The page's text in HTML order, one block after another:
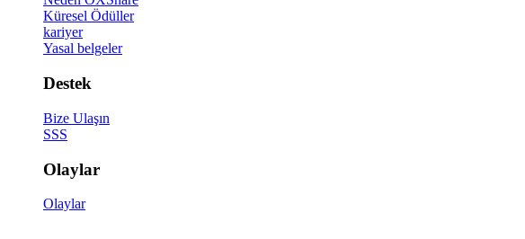
Küresel Ödüller
kariyer
Yasal belgeler
Destek
Bize Ulaşın
SSS
Olaylar
Olaylar